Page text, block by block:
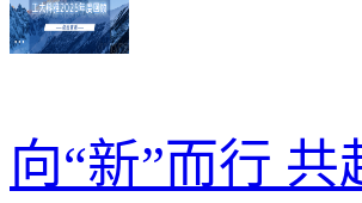
向“新”而行 共